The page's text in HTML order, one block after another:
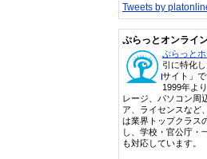
Tweets by
ぷらっとオンライ
ぷらっと
引に特化
サイト」で
1999年よ
レージ、パソコン周
ア、ライセンスなど
は業界トップクラス
し、学校・官公庁・
も対応しています。